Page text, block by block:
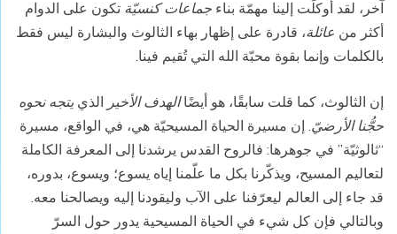
آخر، لقد أوكلَت إلينا مهمّة بناء جماعات كنسيّة تكون على الدوام
أكثر من عائلة، قادرة على إظهار بهاء الثالوث والبشارة ليس فقط
بالكلمات وإنما بقوة محبّة الله التي تُقيم فينا.
إن الثالوث، كما قلت سابقًا، هو أيضًاالهدف الأخير الذي يتجه نحوه
حجُّنا الأرضيّ . إن مسيرة الحياة المسيحيّة هي، في الواقع، مسيرة
“ثالوثيّة” في جوهرها: فالروح القدس يرشدنا إلى المعرفة الكاملة
لتعاليم المسيح، ويذكّرنا بكل ما علّمنا إياه يسوع؛ ويسوع، بدوره،
قد جاء إلى العالم ليعرّفنا على الآب وليقودنا إليه ويصالحنا معه.
وبالتالي فإن كل شيء في الحياة المسيحية يدور حول السرّ